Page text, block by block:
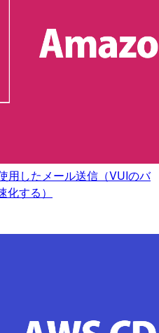
用したメール送信（VUIのバ
する）